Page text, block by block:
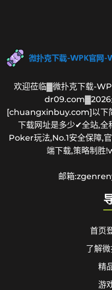
欢迎莅临▓微扑克下载-
dr09.com▓2026
[chuangxinbuy.com]以下
下载网址是多少✔全站,
Poker玩法,No.1安全保障,
端下载,策略制胜
邮箱
首页
了解
精
游